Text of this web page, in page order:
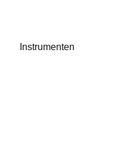
Instrumenten